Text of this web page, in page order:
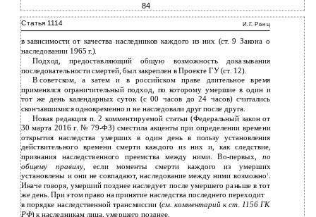
84
Статья 1114 И.Г. Ренц
в зависимости от качества наследников каждого из них (ст. 9 Закона о
наследовании 1965 г.).
Подход, предоставляющий общую возможность доказывания
последовательности смертей, был закреплен в Проекте ГУ (ст. 12).
В советском, а затем и в российском праве длительное время
применялся ограничительный подход, по которому умершие в один и
тот же день календарных суток (с 00 часов до 24 часов) считались
скончавшимися одновременно и не наследовали друг после друга.
Новая редакция п. 2 комментируемой статьи (Федеральный закон от
30 марта 2016 г. № 79-ФЗ) сместила акценты при определении времени
открытия наследства умерших в один день в пользу установления
действительного времени смерти каждого из них и, как следствие,
признания наследственного преемства между ними. Во-первых, по
общему правилу , если моменты смерти каждого из умерших
установлены и они не совпадают, наследование между ними возможно1.
Иначе говоря, умерший позднее наследует после умершего раньше в тот
же день. При этом право на принятие наследства последнего переходит
в порядке наследственной трансмиссии (см. комментарий к ст. 1156 ГК
РФ) к наследникам лица, умершего позднее.